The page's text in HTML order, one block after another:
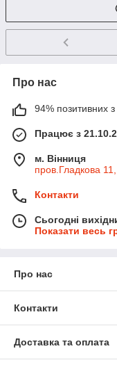
Про нас
94% позитивних з
Працює з
м. Вінниця
пров.Гладкова
Контакти
Сьогодні
Показати весь
Про нас
Контакти
Доставка та оплата